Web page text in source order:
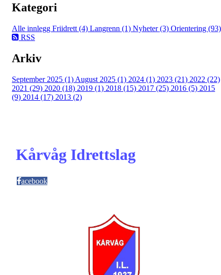
Kategori
Alle innlegg Friidrett (4) Langrenn (1) Nyheter (3) Orientering (93)
RSS
Arkiv
September 2025 (1) August 2025 (1) 2024 (1) 2023 (21) 2022 (22)
2021 (29) 2020 (18) 2019 (1) 2018 (15) 2017 (25) 2016 (5) 2015
(9) 2014 (17) 2013 (2)
Kårvåg Idrettslag
acebook